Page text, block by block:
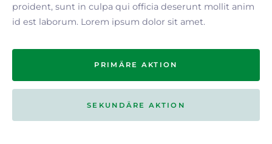
proident, sunt in culpa qui officia deserunt mollit anim
id est laborum. Lorem ipsum dolor sit amet.
PRIMÄRE AKTION
SEKUNDÄRE AKTION